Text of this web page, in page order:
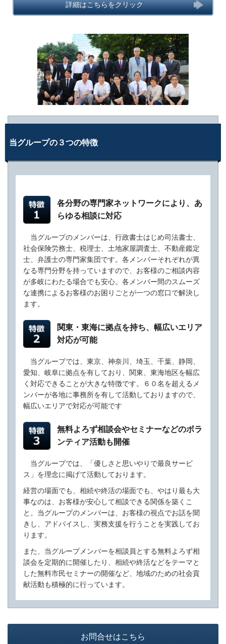
詳細はこちらをクリック
当グループの３つの特徴
各分野の専門家ネットワークにより、あ
らゆる相談に対応
当グループのメンバーは、行政書士はじめ司法書士、
社会保険労務士、税理士、土地家屋調査士、不動産鑑定
士、弁護士の専門家集団です。各メンバーそれぞれが異
なる専門分野を持っていますので、お客様のご相談内容
が多岐にわたる場合でも安心。各メンバー間のスムーズ
な連携によるお客様のお困りごとが一つの窓口で解決し
ます。
関東・東海に拠点を持ち、幅広いエリア
対応が可能
当グループでは、東京、神奈川、埼玉、千葉、静岡、
愛知、岐阜に拠点を有しており、関東、東海地区を幅広
く対応できることが大きな特徴です。６０名を超えるメ
ンバーが各地に事務所を有して活動しておりますので、
幅広いエリアで対応が可能です
無料よろず相談会やセミナーなどのボラ
ンティア活動も開催
当グループでは、「優しさと思いやりで最良サービ
ス」を理念に掲げて活動しております。
経営の場面でも、相続や終活の場面でも、やはり最も大
事なのは、お客様が安心して相談できる関係を築くこ
と。当グループのメンバーは、お客様の視点でお話を聞
きし、アドバイスし、実務支援を行うことを実践してお
ります。
また、当グループメンバーを相談員とする無料よろず相
談会を定期的に開催したり、相続や終活などをテーマと
した無料市民セミナーの開催など、地域のための社会貢
献活動も積極的に行っています。
お問合せはこちら